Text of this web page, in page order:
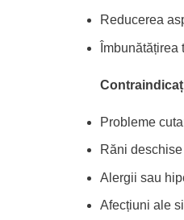
Reducerea
Probleme
Răni
Alergii sau
Afecțiuni ale